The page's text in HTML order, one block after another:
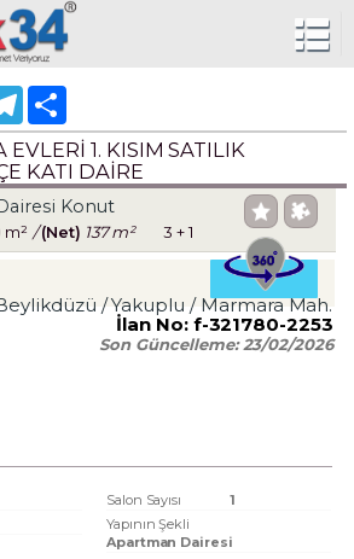
Telegram
1. KISIM SATILIK
KATI DAIRE
Konut
m² /(Net) 137 m² 3 + 1
/ Yakuplu / Marmara Mah.
İlan No: f-321780-2253
Son Güncelleme:23/02/2026
Salon Sayısı
1
Yapının Şekli
Apartman Dairesi